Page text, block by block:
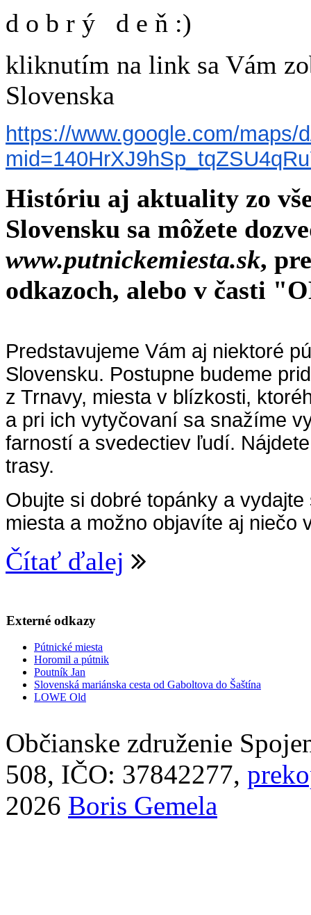
d o b r ý d e ň :)
kliknutím na link sa Vám
Slovenska
https://www.google.com/maps/
Históriu aj aktuality zo
Slovensku sa môžete
www.putnickemiesta.sk,
odkazoch, alebo v časti
Predstavujeme Vám aj niektoré
Slovensku. Postupne budeme
z Trnavy, miesta v blízkosti,
a pri ich vytyčovaní sa snažíme
farností a svedectiev ľudí.
trasy.
Obujte si dobré topánky a
miesta a možno objavíte aj niečo
Čítať ďalej
Externé odkazy
Pútnické miesta
Horomil a pútnik
Poutník Jan
Slovenská mariánska cesta od Gaboltova do Šaštína
LOWE Old
Občianske združenie
508, IČO: 37842277,
2026 Boris Gemela